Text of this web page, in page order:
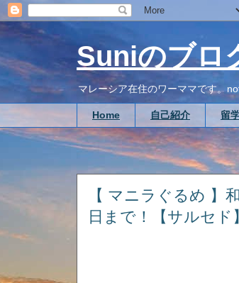
Suniのブロ
マレーシア在住のワーママです。
Home 自己紹介 留
【 マニラぐるめ 】
日まで！【サルセド】